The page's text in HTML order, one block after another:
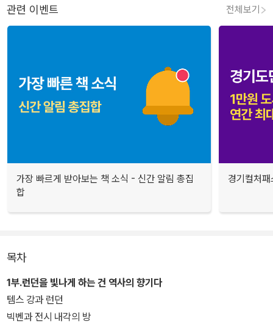
관련 이벤트 전체보기
가장 빠르게 받아보는 책 소식 - 신간 알림 총집
합
경기컬처
목차
1부.런던을 빛나게 하는 건 역사의 향기다
템스 강과 런던
빅벤과 전시 내각의 방